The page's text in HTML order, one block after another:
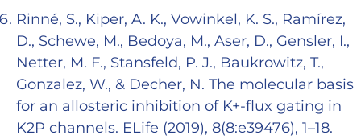
Rinné, S., Kiper, A. K., Vowinkel, K. S., Ramírez,
D., Schewe, M., Bedoya, M., Aser, D., Gensler, I.,
Netter, M. F., Stansfeld, P. J., Baukrowitz, T.,
Gonzalez, W., & Decher, N. The molecular basis
for an allosteric inhibition of K+-flux gating in
K2P channels. ELife (2019), 8(8:e39476), 1–18.